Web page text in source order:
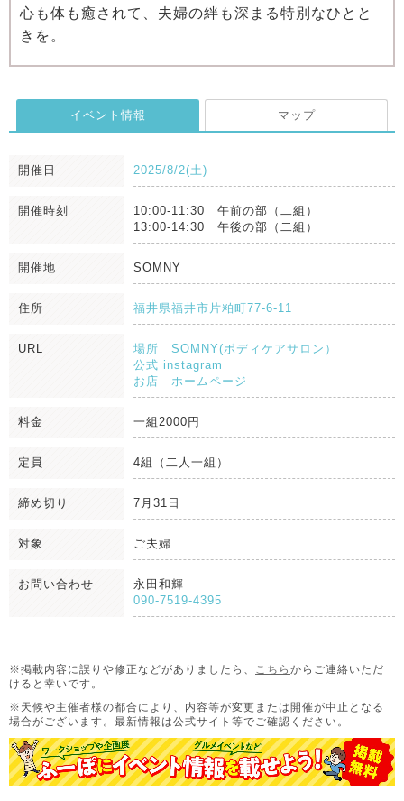
心も体も癒されて、夫婦の絆も深まる特別なひとと
きを。
イベント情報 マップ
開催日 2025/8/2(土)
開催時刻
10:00-11:30 午前の部（二組）
13:00-14:30 午後の部（二組）
開催地 SOMNY
住所 福井県福井市片粕町77-6-11
URL
場所 SOMNY(ボディケアサロン）
公式 instagram
お店 ホームページ
料金 一組2000円
定員 4組（二人一組）
締め切り 7月31日
対象 ご夫婦
お問い合わせ
永田和輝
090-7519-4395
※掲載内容に誤りや修正などがありましたら、 こちら からご連絡いただ
けると幸いです。
※天候や主催者様の都合により、内容等が変更または開催が中止となる
場合がございます。 最新情報は公式サイト等でご確認ください。